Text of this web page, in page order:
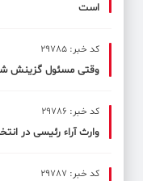
است
کد خبر: 29785
وقتی مسئول گزینش
کد خبر: 29786
وارث آراء رئیسی در انتخابات ۱۴۰۳ از نگاه
کد خبر: 29787